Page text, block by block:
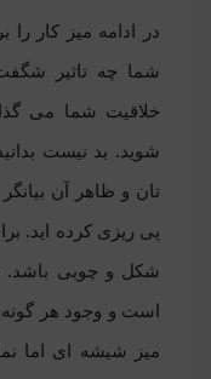
در ادامه میز کار را
شما چه تاثیر
خلاقیت شما می
شوید. بد نیست
تان و ظاهر آن
پی ریزی کرده اید.
شکل و چوبی
است و وجود هر گونه
میز شیشه ای اما